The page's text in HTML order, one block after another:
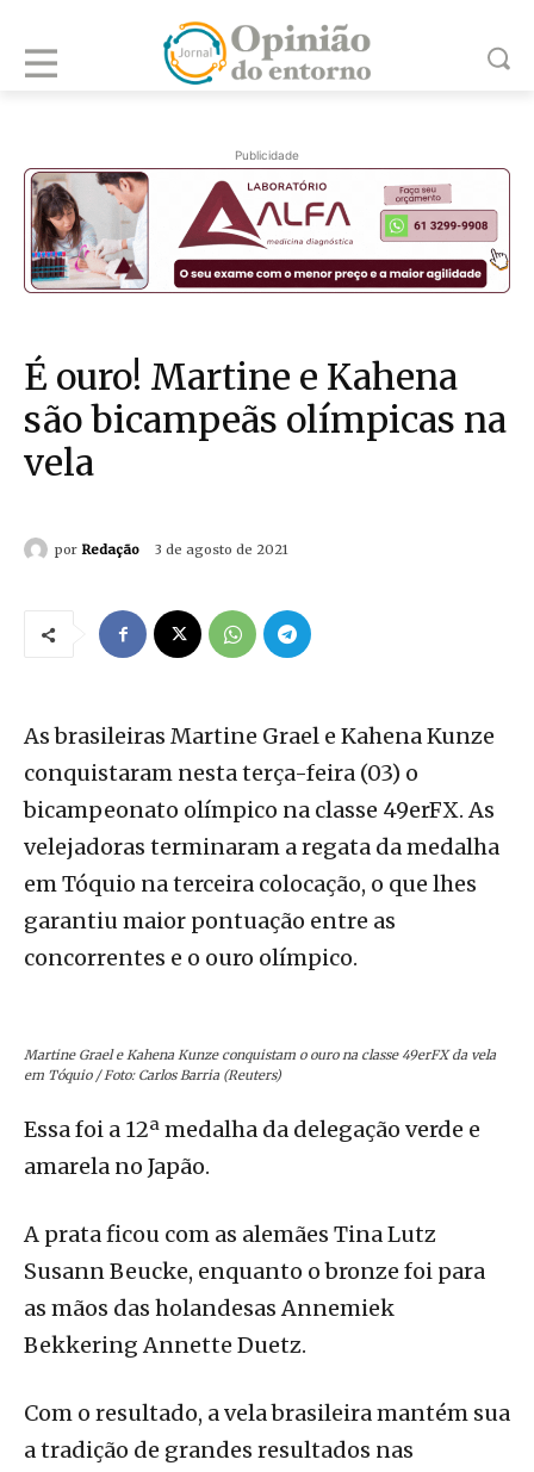
Publicidade
É ouro! Martine e Kahena
são bicampeãs olímpicas na
vela
por Redação 3 de agosto de 2021
As brasileiras Martine Grael e Kahena Kunze
conquistaram nesta terça-feira (03) o
bicampeonato olímpico na classe 49erFX. As
velejadoras terminaram a regata da medalha
em Tóquio na terceira colocação, o que lhes
garantiu maior pontuação entre as
concorrentes e o ouro olímpico.
Martine Grael e Kahena Kunze conquistam o ouro na classe 49erFX da vela
em Tóquio / Foto: Carlos Barria (Reuters)
Essa foi a 12ª medalha da delegação verde e
amarela no Japão.
A prata ficou com as alemães Tina Lutz
Susann Beucke, enquanto o bronze foi para
as mãos das holandesas Annemiek
Bekkering Annette Duetz.
Com o resultado, a vela brasileira mantém sua
a tradição de grandes resultados nas